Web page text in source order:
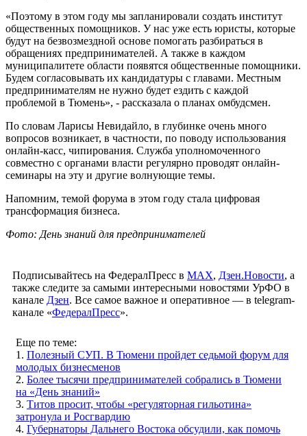
«Поэтому в этом году мы запланировали создать институт
общественных помощников. У нас уже есть юристы, которые
будут на безвозмездной основе помогать разбираться в
обращениях предпринимателей. А также в каждом
муниципалитете области появятся общественные помощники.
Будем согласовывать их кандидатуры с главами. Местным
предпринимателям не нужно будет ездить с каждой
проблемой в Тюмень», - рассказала о планах омбудсмен.
По словам Ларисы Невидайло, в глубинке очень много
вопросов возникает, в частности, по поводу использования
онлайн-касс, чипирования. Служба уполномоченного
совместно с органами власти регулярно проводят онлайн-
семинары на эту и другие волнующие темы.
Напомним, темой форума в этом году стала цифровая
трансформация бизнеса.
Фото: День знаний для предпринимателей
Подписывайтесь на ФедералПресс в МАХ, Дзен.Новости, а
также следите за самыми интересными новостями УрФО в
канале Дзен. Все самое важное и оперативное — в telegram-
канале «ФедералПресс».
Еще по теме:
1. Полезный СУП. В Тюмени пройдет седьмой форум для
молодых бизнесменов
2. Более тысячи предпринимателей собрались в Тюмени
на «День знаний»
3. Титов просит, чтобы «регуляторная гильотина»
затронула и Росгвардию
4. Губернаторы Дальнего Востока обсудили, как помочь